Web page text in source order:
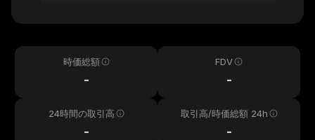
時価総額
-
FDV
-
24時間の取引高
-
取引高/時価総額 24h
-